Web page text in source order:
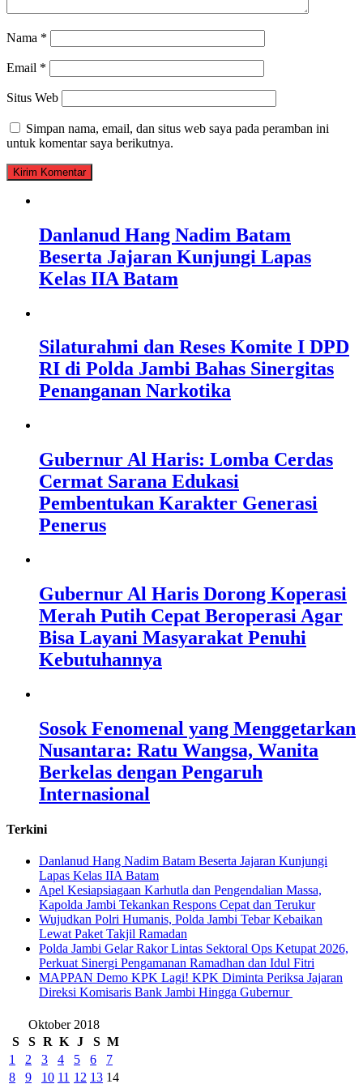
Nama *
Email *
Situs Web
Simpan nama, email, dan situs web saya pada peramban ini
untuk komentar saya berikutnya.
Danlanud Hang Nadim Batam
Beserta Jajaran Kunjungi Lapas
Kelas IIA Batam
Silaturahmi dan Reses Komite I DPD
RI di Polda Jambi Bahas Sinergitas
Penanganan Narkotika
Gubernur Al Haris: Lomba Cerdas
Cermat Sarana Edukasi
Pembentukan Karakter Generasi
Penerus
Gubernur Al Haris Dorong Koperasi
Merah Putih Cepat Beroperasi Agar
Bisa Layani Masyarakat Penuhi
Kebutuhannya
Sosok Fenomenal yang Menggetarkan
Nusantara: Ratu Wangsa, Wanita
Berkelas dengan Pengaruh
Internasional
Terkini
Danlanud Hang Nadim Batam Beserta Jajaran Kunjungi
Lapas Kelas IIA Batam
Apel Kesiapsiagaan Karhutla dan Pengendalian Massa,
Kapolda Jambi Tekankan Respons Cepat dan Terukur
Wujudkan Polri Humanis, Polda Jambi Tebar Kebaikan
Lewat Paket Takjil Ramadan
Polda Jambi Gelar Rakor Lintas Sektoral Ops Ketupat 2026,
Perkuat Sinergi Pengamanan Ramadhan dan Idul Fitri
‎MAPPAN Demo KPK Lagi! KPK Diminta Periksa Jajaran
Direksi Komisaris Bank Jambi Hingga Gubernur ‎
Oktober 2018
S
S R K J S M
1
2 3 4 5 6
7
8
9 10 11 12 13 14